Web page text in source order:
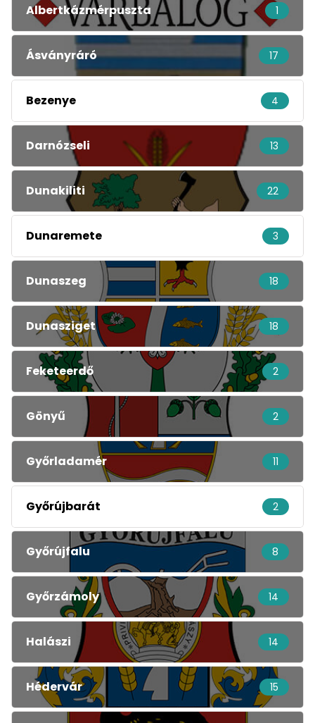
Albertkázmérpuszta 1
Ásványráró 17
Bezenye 4
Darnózseli 13
Dunakiliti 22
Dunaremete 3
Dunaszeg 18
Dunasziget 18
Feketeerdő 2
Gönyű 2
Győrladamér 11
Győrújbarát 2
Győrújfalu 8
Győrzámoly 14
Halászi 14
Hédervár 15